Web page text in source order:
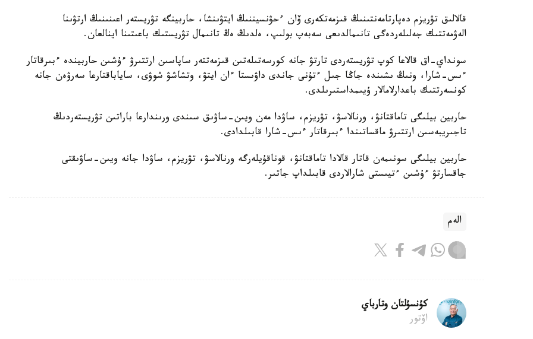
قالالىق تۋريزم دەپارتامەنتىنىڭ قىزمەتكەرى ۆان ءحۋنسيننىڭ ايتۋىنشا، حاربينگە تۋريستەر اعىنىنىڭ ارتۋىنا
الەۋمەتتىك جەلىلەردەگى تانىمالدىعى سەبەپ بولىپ، ەلدىڭ ەڭ تانىمال تۋريستىك باعىتىنا اينالعان.
سونداي-اق قالاعا كوپ تۋريستەردى تارتۋ جانە كورسەتىلەتىن قىزمەتتەر ساپاسىن ارتتىرۋ ءۇشىن حاربيندە ءبىرقاتار
ءىس-شارا، ونىڭ ىشىندە جاڭا جىل ءتۇنى جاندى داۋىستا ءان ايتۋ، وتشاشۋ شوۋى، ساياباقتارعا سەرۋەن جانە
كونسەرتتىك باعدارلامالار ۇيىمداستىرىلدى.
حاربين بيلىگى تاماقتانۋ، ورنالاسۋ، تۋريزم، ساۋدا مەن ويىن-ساۋىق سىندى ورىندارعا باراتىن تۋريستەردىڭ
تاجىريبەسىن ارتتىرۋ ماقساتىندا ءبىرقاتار ءىس-شارا قابىلدادى.
حاربين بيلىگى سونىمەن قاتار قالادا تاماقتانۋ، قوناقۇيلەرگە ورنالاسۋ، تۋريزم، ساۋدا جانە ويىن-ساۋىقتى
جاقسارتۋ ءۇشىن ءتيىستى شارالاردى قابىلداپ جاتىر.
الەم
كۇنسۇلتان وتارباي
اۆتور